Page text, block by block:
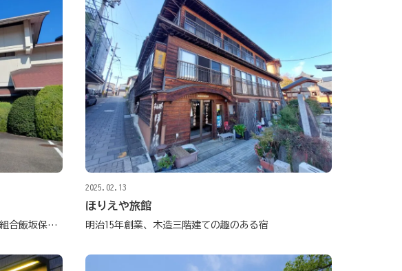
どなたでもお泊りいただける公立学校共済組合飯坂保養所
2025.02.13
ほりえや旅館
明治15年創業、木造三階建ての趣のある宿